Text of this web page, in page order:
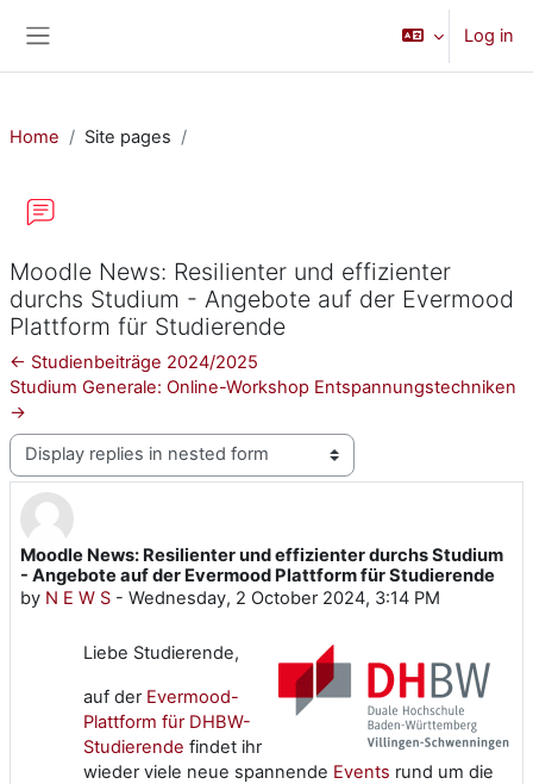
Log in
Home Site pages
Moodle News: Resilienter und effizienter
durchs Studium - Angebote auf der Evermood
Plattform für Studierende
← Studienbeiträge 2024/2025
Studium Generale: Online-Workshop Entspannungstechniken
→
Display mode
Moodle News: Resilienter und effizienter durchs Studium
- Angebote auf der Evermood Plattform für Studierende
by N E W S - Wednesday, 2 October 2024, 3:14 PM
Number of replies: 0
Liebe Studierende,
auf der Evermood-
Plattform für DHBW-
Studierende findet ihr
wieder viele neue spannende Events rund um die